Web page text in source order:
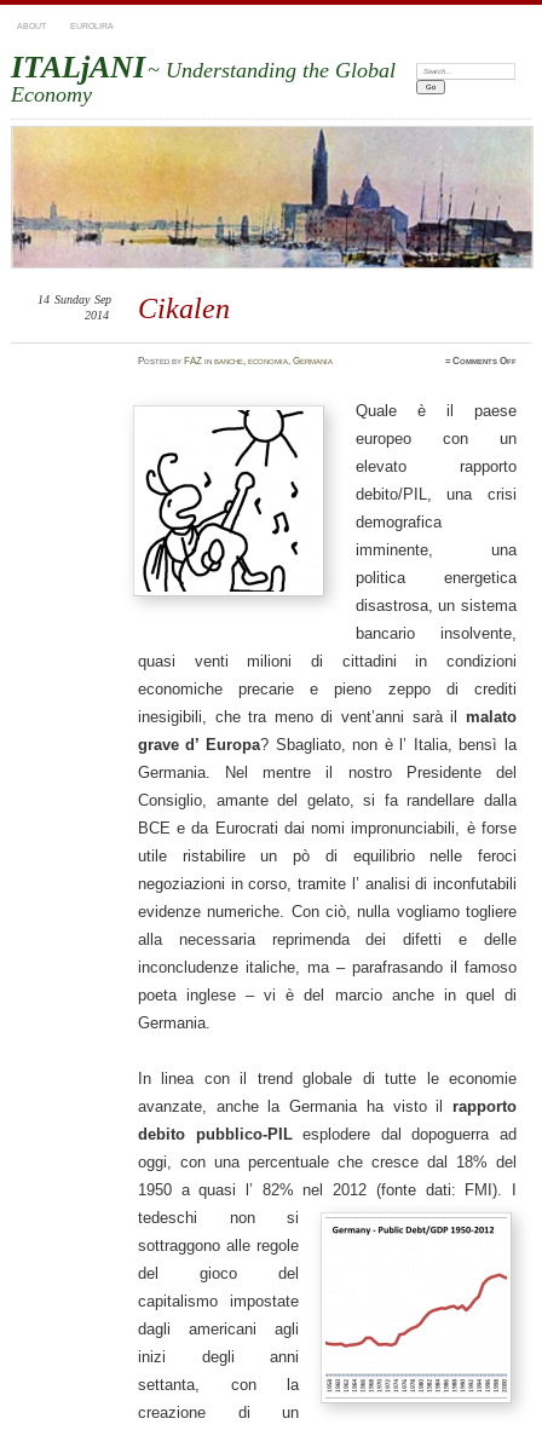
ABOUT EUROLIRA
ITALjANI~ Understanding the Global
Economy
Search:
Cikalen
14 Sunday Sep
2014
Postedby FAZ inbanche,economia,Germania ≈Comments Offon
Quale è il paese
europeo con un
elevato rapporto
debito/PIL, una crisi
demografica
imminente, una
politica energetica
disastrosa, un sistema
bancario insolvente,
quasi venti milioni di cittadini in condizioni
economiche precarie e pieno zeppo di crediti
inesigibili, che tra meno di vent’anni sarà ilmalato
grave d’ Europa? Sbagliato, non è l’ Italia, bensì la
Germania. Nel mentre il nostro Presidente del
Consiglio, amante del gelato, si fa randellare dalla
BCE e da Eurocrati dai nomi impronunciabili, è forse
utile ristabilire un pò di equilibrio nelle feroci
negoziazioni in corso, tramite l’ analisi di inconfutabili
evidenze numeriche. Con ciò, nulla vogliamo togliere
alla necessaria reprimenda dei difetti e delle
inconcludenze italiche, ma – parafrasando il famoso
poeta inglese – vi è del marcio anche in quel di
Germania.
In linea con il trend globale di tutte le economie
avanzate, anche la Germania ha visto ilrapporto
debito pubblico-PILesplodere dal dopoguerra ad
oggi, con una percentuale che cresce dal 18% del
1950 a quasi l’ 82% nel 2012 (fonte dati: FMI). I
tedeschi non si
sottraggono alle regole
del gioco del
capitalismo impostate
dagli americani agli
inizi degli anni
settanta, con la
creazione di un